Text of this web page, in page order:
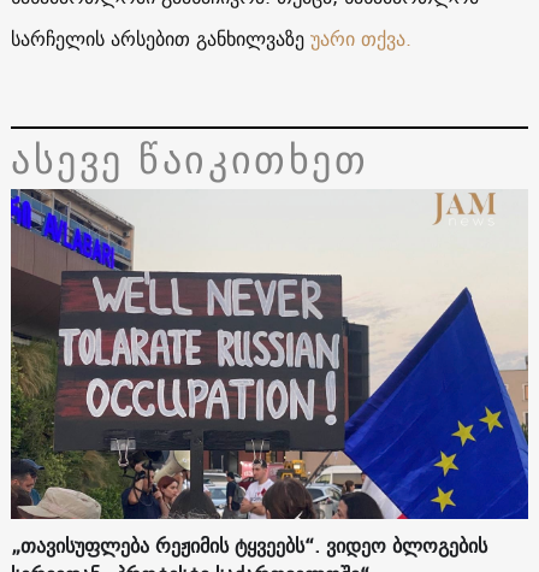
სარჩელის არსებით განხილვაზეუარი თქვა.
ასევე წაიკითხეთ
„თავისუფლება რეჟიმის ტყვეებს“. ვიდეო ბლოგების